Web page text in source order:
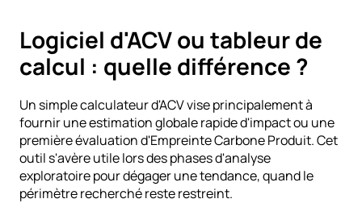
Logiciel d'ACV ou tableur de
calcul : quelle différence ?
Un simple calculateur d'ACV vise principalement à
fournir une estimation globale rapide d'impact ou une
première évaluation d'Empreinte Carbone Produit. Cet
outil s'avère utile lors des phases d'analyse
exploratoire pour dégager une tendance, quand le
périmètre recherché reste restreint.